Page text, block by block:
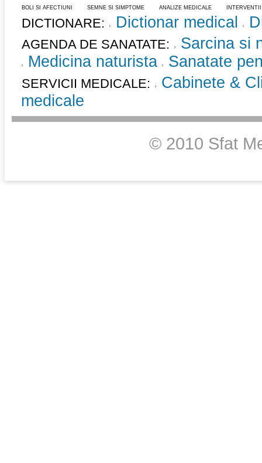
BOLI SI AFECTIUNI SEMNE SI SIMPTOME ANALIZE MEDICALE
DICTIONARE: Dictionar medical
AGENDA DE SANATATE:
Sarcina si
Medicina naturista
Sanatate
SERVICII MEDICALE:
Cabinete &
medicale
© 2010 Sfat